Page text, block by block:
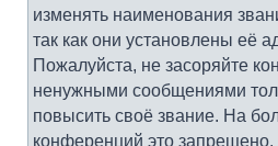
изменять наименования
так как они установлены её
Пожалуйста, не засоряйте
ненужными сообщениями
повысить своё звание. На
конференций это